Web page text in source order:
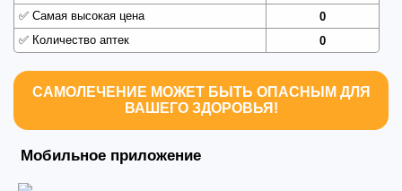
✅ Самая высокая цена
0
✅ Количество аптек 0
САМОЛЕЧЕНИЕ МОЖЕТ БЫТЬ ОПАСНЫМ ДЛЯ
ВАШЕГО ЗДОРОВЬЯ!
Мобильное приложение